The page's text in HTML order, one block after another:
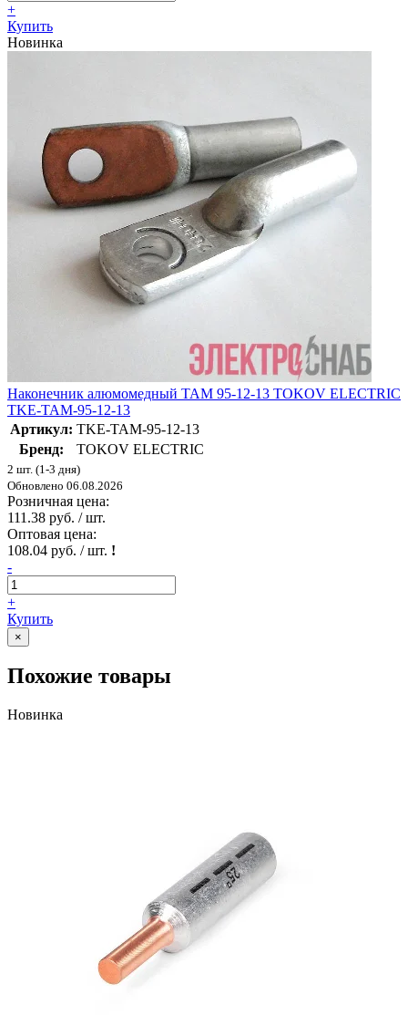
+
Купить
Новинка
Наконечник алюмомедный ТАМ 95-12-13 TOKOV ELECTRIC
TKE-TAM-95-12-13
Артикул: TKE-TAM-95-12-13
Бренд:
TOKOV ELECTRIC
2 шт. (1-3 дня)
Обновлено 06.08.2026
Розничная цена:
111.38 руб. / шт.
Оптовая цена:
108.04 руб. / шт. !
-
+
Купить
×
Похожие товары
Новинка